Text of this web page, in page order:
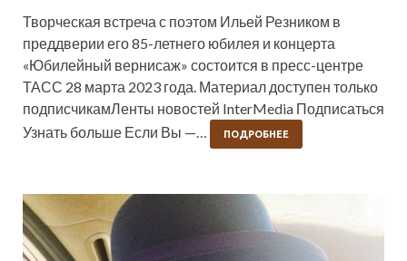
Творческая встреча с поэтом Ильей Резником в
преддверии его 85-летнего юбилея и концерта
«Юбилейный вернисаж» состоится в пресс-центре
ТАСС 28 марта 2023 года. Материал доступен только
подписчикамЛенты новостей InterMedia Подписаться
Узнать больше Если Вы —…
ПОДРОБНЕЕ